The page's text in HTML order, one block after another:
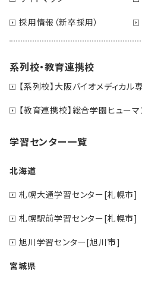
採用情報（新卒採用）
系列校・教育連携校
【系列校】大阪バイオメディカル
【教育連携校】総合学園ヒュー
学習センター一覧
北海道
札幌大通学習センター[札幌市]
札幌駅前学習センター[札幌市]
旭川学習センター[旭川市]
宮城県